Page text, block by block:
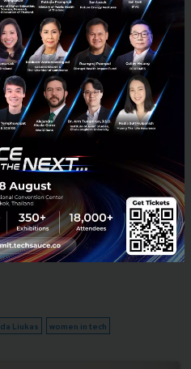
ค AI เรียนเขียน Code ง่ายๆ ผ่าน
ทคโนโลยีที่พัฒนาแบบก้าวกระโดด ปฎิ
จำวัน และกระทบแทบทุกสายอาชีพ
ม่...
Liukas women in tech